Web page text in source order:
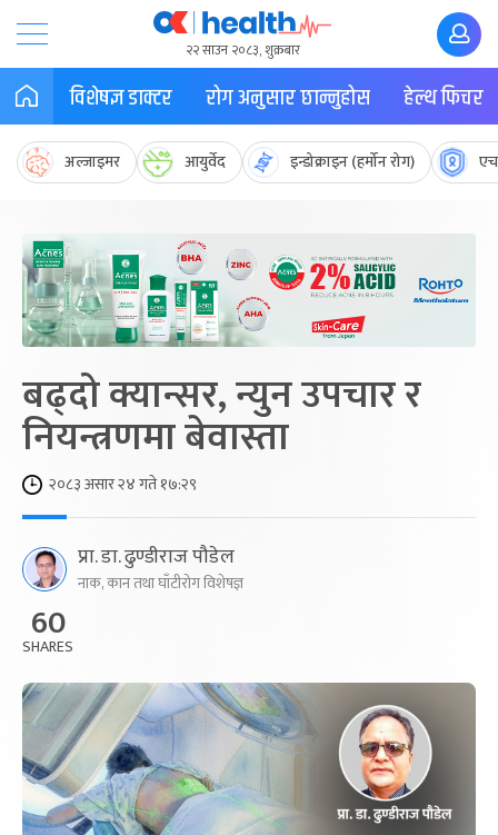
२२ साउन २०८३, शुक्रबार
विशेषज्ञ डाक्टर रोग अनुसार छान्नुहोस हेल्थ फिचर
अल्जाइमर आयुर्वेद इन्डोक्राइन (हर्मोन रोग)
बढ्दो क्यान्सर, न्युन उपचार र
नियन्त्रणमा बेवास्ता
२०८३ असार २४ गते १७:२९
प्रा. डा. ढुण्डीराज पौडेल
नाक, कान तथा घाँटीरोग विशेषज्ञ
60
SHARES